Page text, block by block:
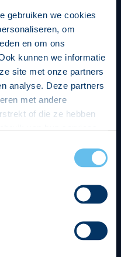
gebruiken we cookies
om
en om ons
kunnen we informatie
site met onze partners
analyse. Deze partners
met andere
of die ze hebben
kunt je toestemming
pagina.